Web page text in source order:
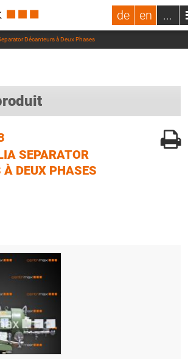
de en ...
Décanteurs à Deux Phases
SEPARATOR
À DEUX PHASES